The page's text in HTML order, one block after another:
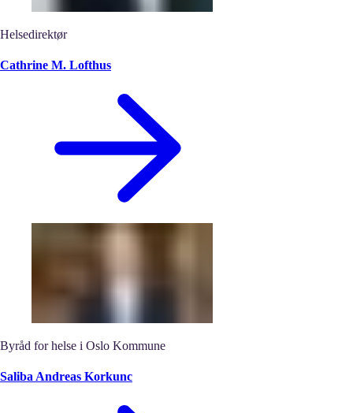
Helsedirektør
Cathrine M. Lofthus
Byråd for helse i Oslo Kommune
Saliba Andreas Korkunc